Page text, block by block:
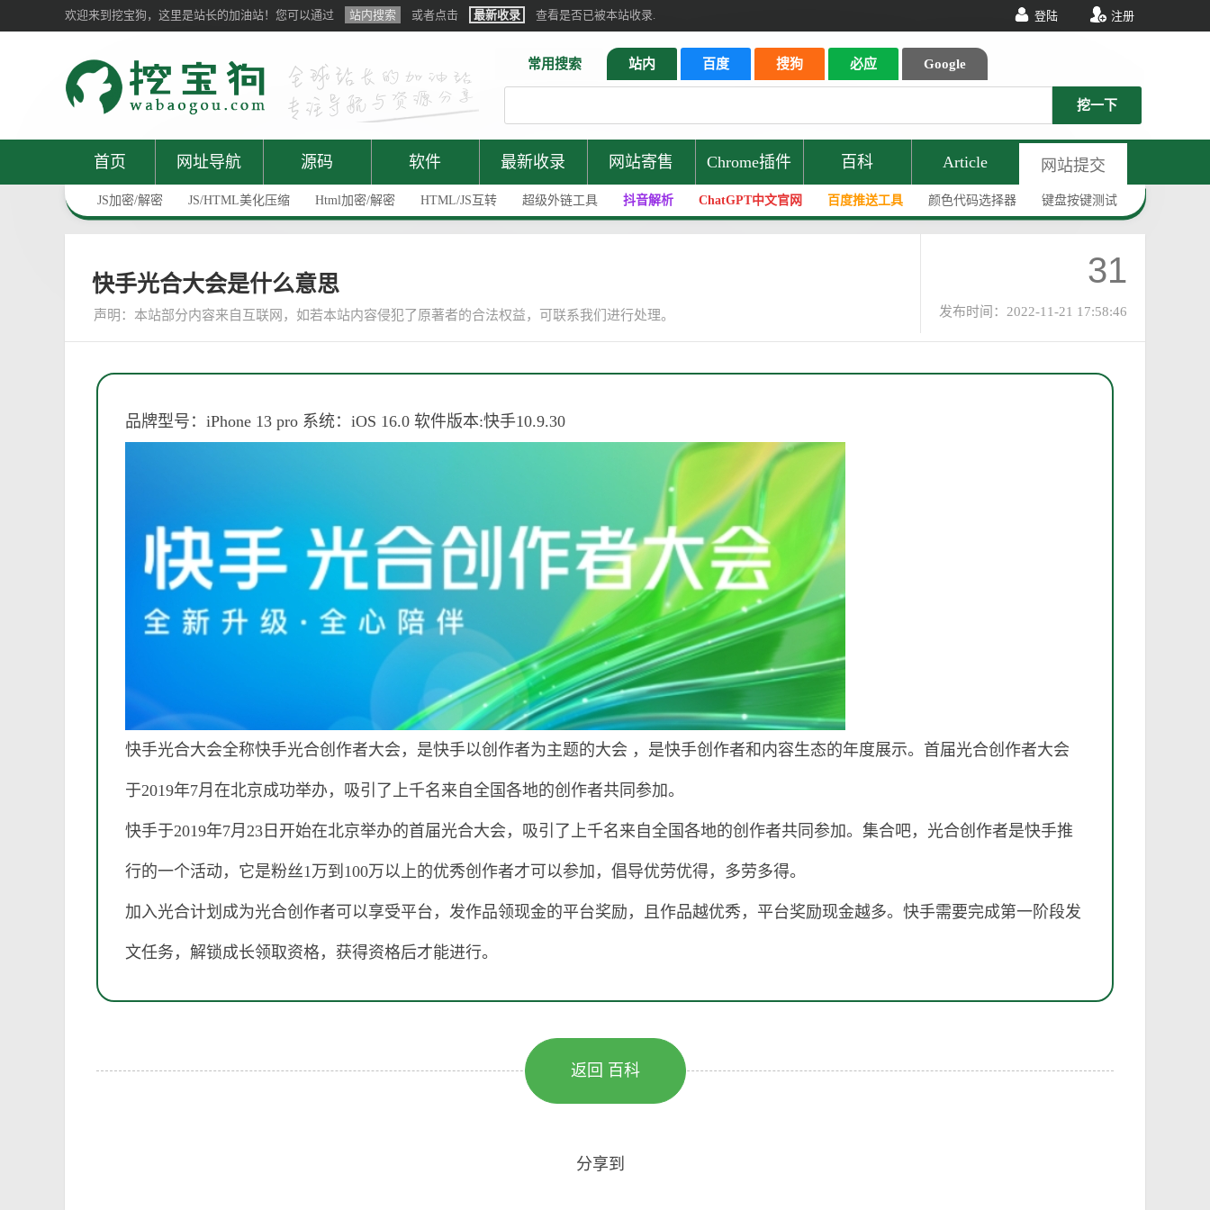
欢迎来到挖宝狗，这里是站长的加油站！您可以通过 站内搜索 或者点击 最新收录 查看是否已被本站收录. 登陆 注册
常用搜索 站内 百度 搜狗 必应 Google
挖一下
首页 网址导航 源码 软件 最新收录 网站寄售 Chrome插件 百科 Article 网站提交
JS加密/解密 JS/HTML美化压缩 Html加密/解密 HTML/JS互转 超级外链工具 抖音解析 ChatGPT中文官网 百度推送工具 颜色代码选择器 键盘按键测试
快手光合大会是什么意思
声明： 本站部分内容来自互联网，如若本站内容侵犯了原著者的合法权益，可联系我们进行处理。
31
发布时间：2022-11-21 17:58:46
品牌型号：iPhone 13 pro 系统：iOS 16.0 软件版本:快手10.9.30
快手光合大会全称快手光合创作者大会，是快手以创作者为主题的大会 ，是快手创作者和内容生态的年度展示。首届光合创作者大会
于2019年7月在北京成功举办，吸引了上千名来自全国各地的创作者共同参加。
快手于2019年7月23日开始在北京举办的首届光合大会，吸引了上千名来自全国各地的创作者共同参加。集合吧，光合创作者是快手推
行的一个活动，它是粉丝1万到100万以上的优秀创作者才可以参加，倡导优劳优得，多劳多得。
加入光合计划成为光合创作者可以享受平台，发作品领现金的平台奖励，且作品越优秀，平台奖励现金越多。快手需要完成第一阶段发
文任务，解锁成长领取资格，获得资格后才能进行。
返回 百科
分享到